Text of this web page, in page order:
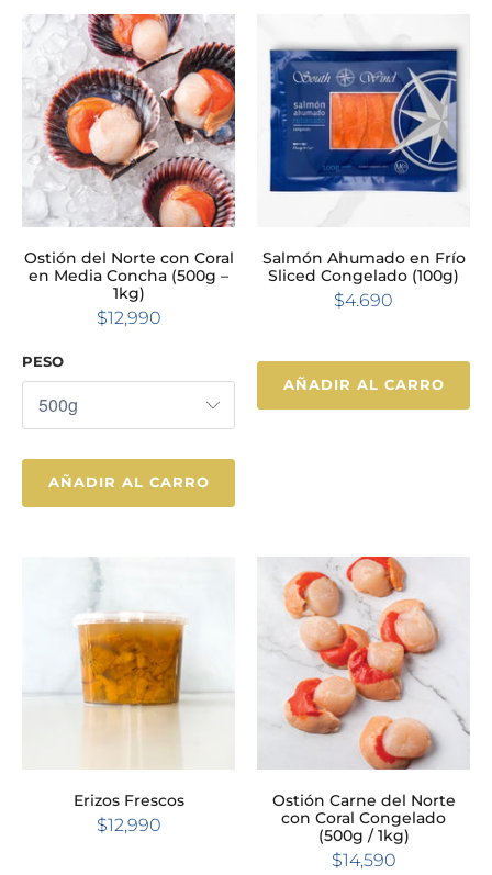
Ostión del Norte con Coral
en Media Concha (500g –
1kg)
$12,990
PESO
AÑADIR AL CARRO
Salmón Ahumado en Frío
Sliced Congelado (100g)
$4.690
AÑADIR AL CARRO
Erizos Frescos
$12,990
Ostión Carne del Norte
con Coral Congelado
(500g / 1kg)
$14,590